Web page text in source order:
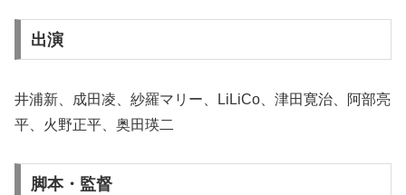
出演
井浦新、成田凌、紗羅マリー、LiLiCo、津田寛治、阿部亮
平、火野正平、奥田瑛二
脚本・監督